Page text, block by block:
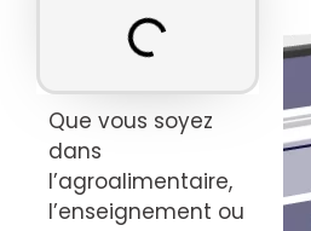
Que vous soyez
dans
l’agroalimentaire,
l’enseignement ou